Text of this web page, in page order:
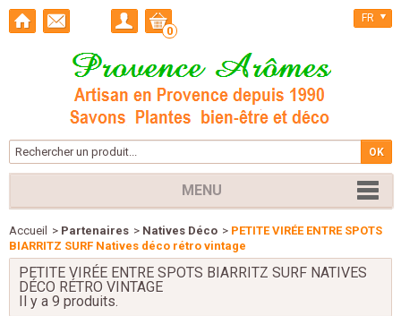
0
FR
MENU
Accueil > Partenaires > Natives Déco > PETITE VIRÉE ENTRE SPOTS
BIARRITZ SURF Natives déco rétro vintage
PETITE VIRÉE ENTRE SPOTS BIARRITZ SURF NATIVES
DÉCO RÉTRO VINTAGE
Il y a 9 produits.